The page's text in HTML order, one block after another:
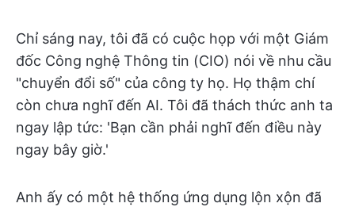
Chỉ sáng nay, tôi đã có cuộc họp với một Giám
đốc Công nghệ Thông tin (CIO) nói về nhu cầu
"chuyển đổi số" của công ty họ. Họ thậm chí
còn chưa nghĩ đến AI. Tôi đã thách thức anh ta
ngay lập tức: 'Bạn cần phải nghĩ đến điều này
ngay bây giờ.'
Anh ấy có một hệ thống ứng dụng lộn xộn đã